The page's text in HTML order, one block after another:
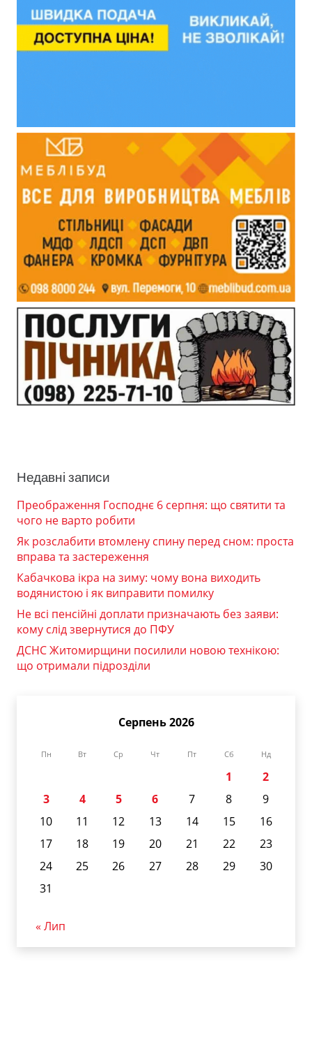
Недавні записи
Преображення Господнє 6 серпня: що святити та
чого не варто робити
Як розслабити втомлену спину перед сном: проста
вправа та застереження
Кабачкова ікра на зиму: чому вона виходить
водянистою і як виправити помилку
Не всі пенсійні доплати призначають без заяви:
кому слід звернутися до ПФУ
ДСНС Житомирщини посилили новою технікою:
що отримали підрозділи
Серпень 2026
Пн Вт Ср Чт Пт Сб Нд
1
2
3
4 5 6 7 8
9
10
11 12 13 14 15
16
17
18 19 20 21 22
23
24
25 26 27 28 29
30
31
« Лип